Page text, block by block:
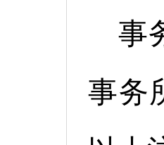
事
事务